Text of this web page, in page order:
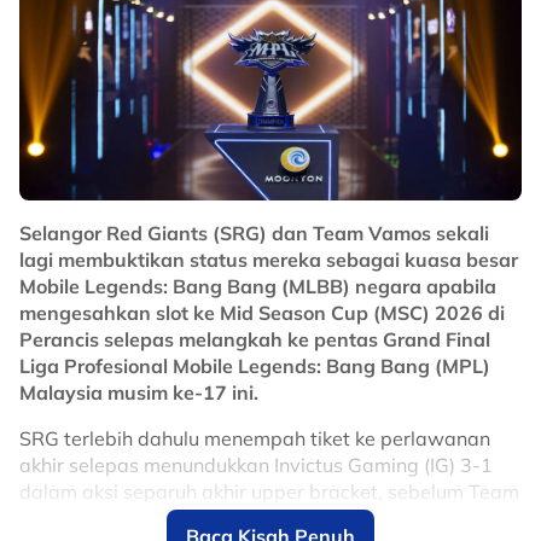
mewakili Malaysia ke MSC yang akan berlangsung
sempena Piala Dunia E-Sukan di Paris, Perancis pada
Julai depan.
No node context available.
Related Topics
Selangor Red Giants (SRG) dan Team Vamos sekali
lagi membuktikan status mereka sebagai kuasa besar
Mobile Legends: Bang Bang (MLBB) negara apabila
mengesahkan slot ke Mid Season Cup (MSC) 2026 di
Perancis selepas melangkah ke pentas Grand Final
Liga Profesional Mobile Legends: Bang Bang (MPL)
Malaysia musim ke-17 ini.
SRG terlebih dahulu menempah tiket ke perlawanan
akhir selepas menundukkan Invictus Gaming (IG) 3-1
dalam aksi separuh akhir upper bracket, sebelum Team
Vamos melengkapkan final idaman peminat tanah air